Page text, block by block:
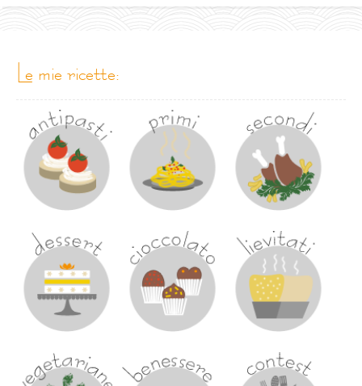
le mie ricette: